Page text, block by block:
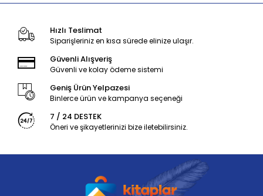
Hızlı Teslimat
Siparişleriniz en kısa sürede elinize ulaşır.
Güvenli Alışveriş
Güvenli ve kolay ödeme sistemi
Geniş Ürün Yelpazesi
Binlerce ürün ve kampanya seçeneği
7 / 24 DESTEK
Öneri ve şikayetlerinizi bize iletebilirsiniz.